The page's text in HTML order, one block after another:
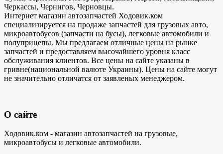
Черкассы, Чернигов, Черновцы.
Интернет магазин автозапчастей Ходовик.ком
специализируется на продаже запчастей для грузовых авто,
микроавтобусов (запчасти на бусы), легковые автомобили и
полуприцепы. Мы предлагаем отличные цены на рынке
запчастей и предоставляем высочайшего уровня класс
обслуживания клиентов. Все цены на сайте указаны в
гривне(национальной валюте Украины). Цены на сайте могут
не значительно отличатся от заявленых менеджером.
О сайте
Ходовик.ком - магазин автозапчастей на грузовые,
микроавтобусы и легковые автомобили.